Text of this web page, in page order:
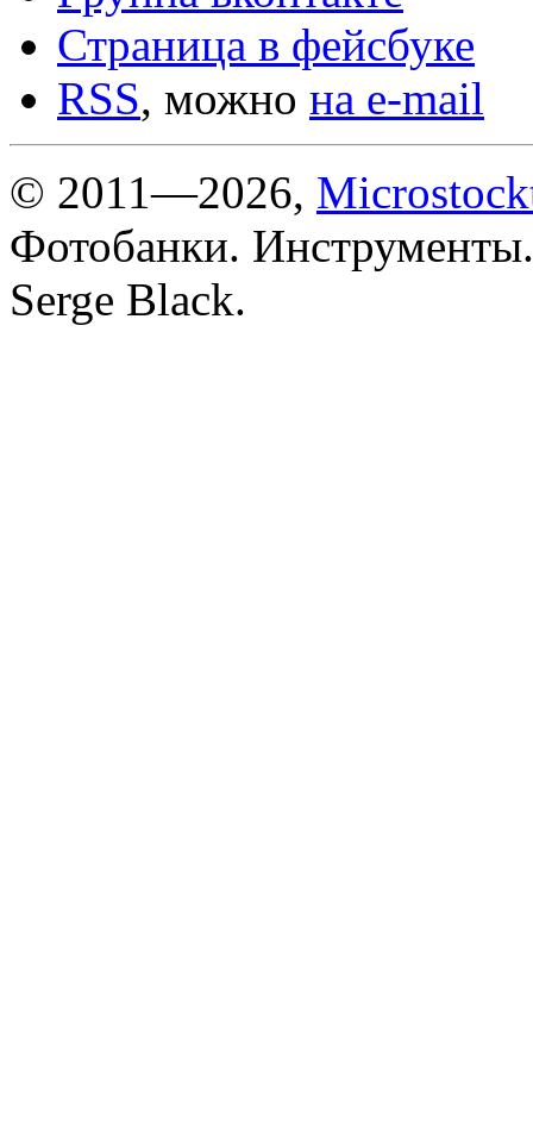
Страница в фейсбуке
RSS, можно на e-mail
© 2011—2026,
Фотобанки.
Serge Black.